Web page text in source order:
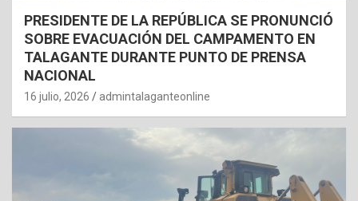
PRESIDENTE DE LA REPÚBLICA SE PRONUNCIÓ
SOBRE EVACUACIÓN DEL CAMPAMENTO EN
TALAGANTE DURANTE PUNTO DE PRENSA
NACIONAL
16 julio, 2026 admintalaganteonline